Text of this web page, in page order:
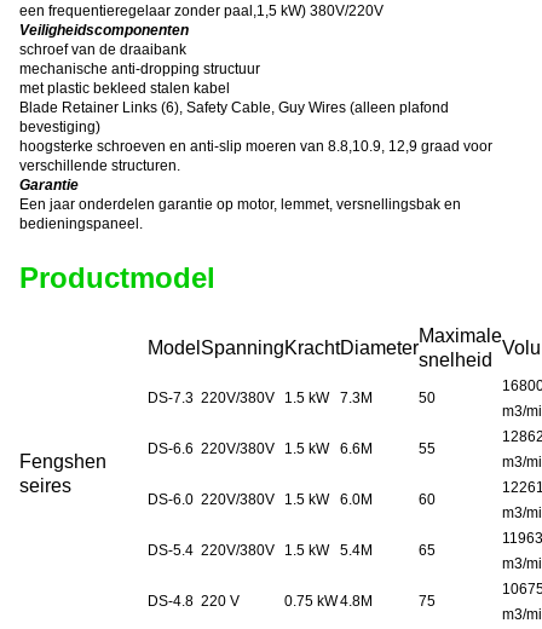
een frequentieregelaar zonder paal,1,5 kW) 380V/220V
Veiligheidscomponenten
schroef van de draaibank
mechanische anti-dropping structuur
met plastic bekleed stalen kabel
Blade Retainer Links (6), Safety Cable, Guy Wires (alleen plafond
bevestiging)
hoogsterke schroeven en anti-slip moeren van 8.8,10.9, 12,9 graad voor
verschillende structuren.
Garantie
Een jaar onderdelen garantie op motor, lemmet, versnellingsbak en
bedieningspaneel.
Productmodel
Model SpanningKrachtDiameter
Maximale
snelheid
Fengshen
seires
DS-7.3 220V/380V 1.5 kW 7.3M 50
m3/
DS-6.6 220V/380V 1.5 kW 6.6M 55
m3/
DS-6.0 220V/380V 1.5 kW 6.0M 60
m3/
DS-5.4 220V/380V 1.5 kW 5.4M 65
11963
m3/
DS-4.8 220 V 0.75 kW4.8M 75
m3/